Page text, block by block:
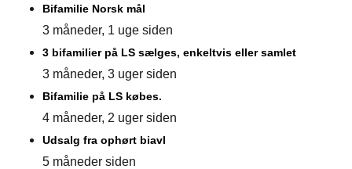
Bifamilie Norsk mål
3 måneder, 1 uge siden
3 bifamilier på LS sælges, enkeltvis eller samlet
3 måneder, 3 uger siden
Bifamilie på LS købes.
4 måneder, 2 uger siden
Udsalg fra ophørt biavl
5 måneder siden